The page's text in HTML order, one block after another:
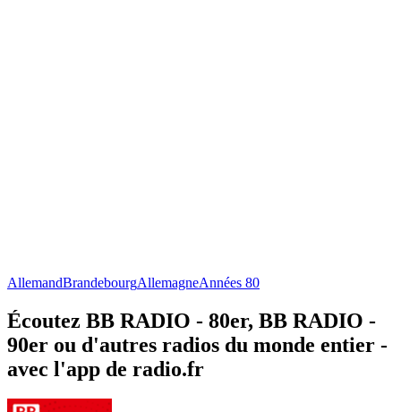
AllemandBrandebourgAllemagneAnnées 80
Écoutez BB RADIO - 80er, BB RADIO -
90er ou d'autres radios du monde entier -
avec l'app de radio.fr